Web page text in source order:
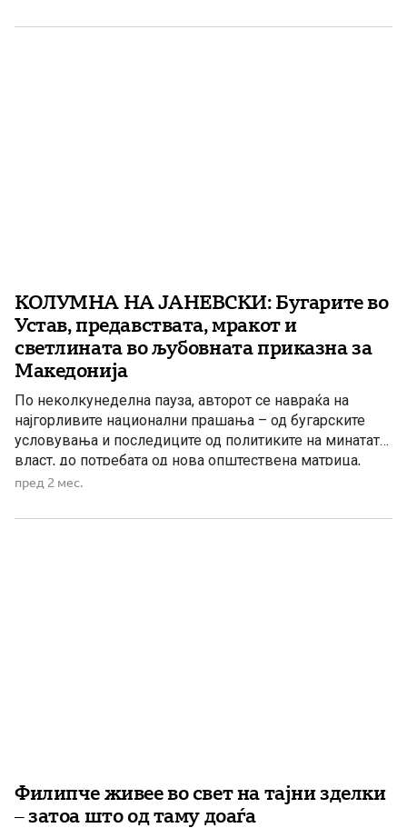
едно телевизиско интервју откри политичка логика
КОЛУМНА НА ЈАНЕВСКИ: Бугарите во
Устав, предавствата, мракот и
светлината во љубовната приказна за
Македонија
По неколкунеделна пауза, авторот се навраќа на
најгорливите национални прашања – од бугарските
условувања и последиците од политиките на минатата
власт, до потребата од нова општествена матрица,
одговорност и пресврт во Македонија.
пред 2 мес.
Филипче живее во свет на тајни зделки
– затоа што од таму доаѓа